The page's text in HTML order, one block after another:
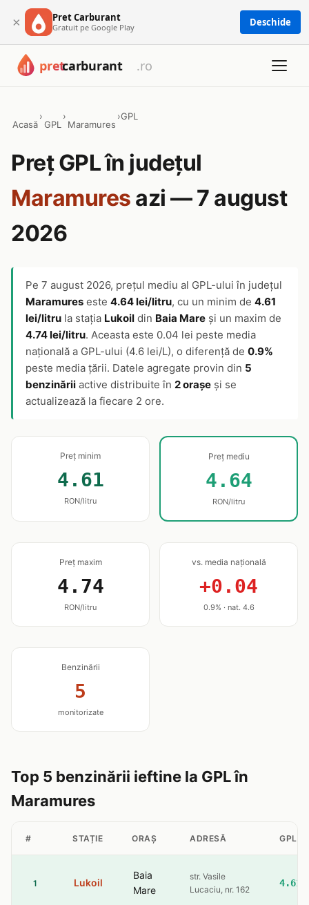
× Pret Carburant
Gratuit pe Google Play Deschide
Acasă
›
GPL
›
Maramures
›GPL
Preț GPL în județul
Maramures azi — 7 august
2026
Pe 7 august 2026, prețul mediu al GPL-ului în județul
Maramures este 4.64 lei/litru, cu un minim de 4.61
lei/litru la stația Lukoil din Baia Mare și un maxim de
4.74 lei/litru. Aceasta este 0.04 lei peste media
națională a GPL-ului (4.6 lei/L), o diferență de 0.9%
peste media țării. Datele agregate provin din 5
benzinării active distribuite în 2 orașe și se
actualizează la fiecare 2 ore.
Preț minim
4.61
RON/litru
Preț mediu
4.64
RON/litru
Preț maxim
4.74
RON/litru
vs. media națională
+0.04
0.9% · nat. 4.6
Benzinării
5
monitorizate
Top 5 benzinării ieftine la GPL în
Maramures
# STAȚIE ORAȘ ADRESĂ GPL
1 Lukoil
Baia
Mare
str. Vasile
Lucaciu, nr. 162
4.61